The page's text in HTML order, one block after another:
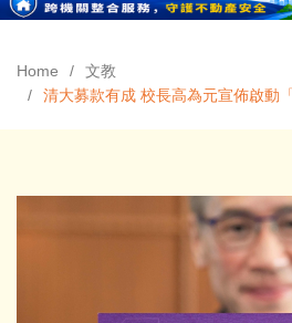
Home
文教
清大募款有成 校長高為元宣佈啟動